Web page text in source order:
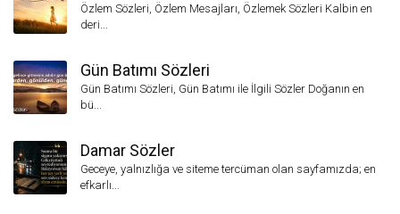
Özlem Sözleri, Özlem Mesajları, Özlemek Sözleri Kalbin en
deri...
Gün Batımı Sözleri
Gün Batımı Sözleri, Gün Batımı ile İlgili Sözler Doğanın en
bü...
Damar Sözler
Geceye, yalnızlığa ve siteme tercüman olan sayfamızda; en
efkarlı...